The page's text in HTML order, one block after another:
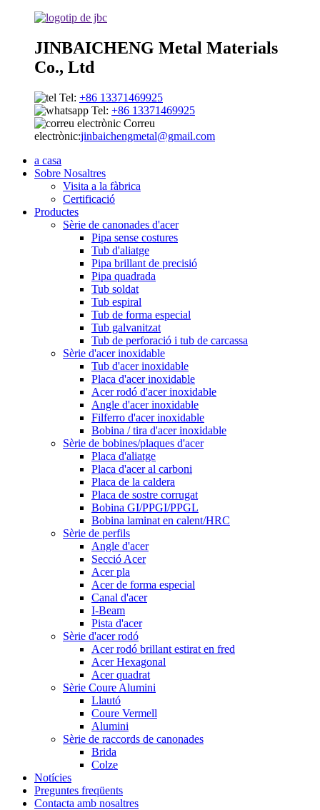
JINBAICHENG Metal Materials
Co., Ltd
Tel: +86 13371469925
Tel: +86 13371469925
Correu
electrònic:jinbaichengmetal@gmail.com
a casa
Sobre Nosaltres
Visita a la fàbrica
Certificació
Productes
Sèrie de canonades d'acer
Pipa sense costures
Tub d'aliatge
Pipa brillant de precisió
Pipa quadrada
Tub soldat
Tub espiral
Tub de forma especial
Tub galvanitzat
Tub de perforació i tub de carcassa
Sèrie d'acer inoxidable
Tub d'acer inoxidable
Placa d'acer inoxidable
Acer rodó d'acer inoxidable
Angle d'acer inoxidable
Filferro d'acer inoxidable
Bobina / tira d'acer inoxidable
Sèrie de bobines/plaques d'acer
Placa d'aliatge
Placa d'acer al carboni
Placa de la caldera
Placa de sostre corrugat
Bobina GI/PPGI/PPGL
Bobina laminat en calent/HRC
Sèrie de perfils
Angle d'acer
Secció Acer
Acer pla
Acer de forma especial
Canal d'acer
I-Beam
Pista d'acer
Sèrie d'acer rodó
Acer rodó brillant estirat en fred
Acer Hexagonal
Acer quadrat
Sèrie Coure Alumini
Llautó
Coure Vermell
Alumini
Sèrie de raccords de canonades
Brida
Colze
Notícies
Preguntes freqüents
Contacta amb nosaltres